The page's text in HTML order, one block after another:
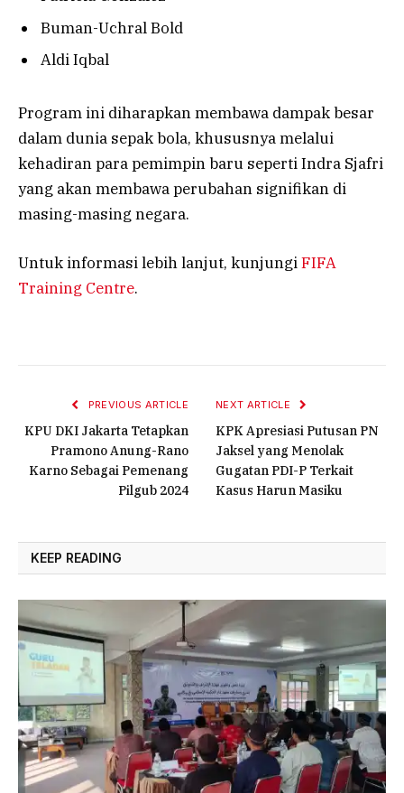
Buman-Uchral Bold
Aldi Iqbal
Program ini diharapkan membawa dampak besar
dalam dunia sepak bola, khususnya melalui
kehadiran para pemimpin baru seperti Indra Sjafri
yang akan membawa perubahan signifikan di
masing-masing negara.
Untuk informasi lebih lanjut, kunjungiFIFA
Training Centre.
PREVIOUS ARTICLE
KPU DKI Jakarta Tetapkan
Pramono Anung-Rano
Karno Sebagai Pemenang
Pilgub 2024
NEXT ARTICLE
KPK Apresiasi Putusan PN
Jaksel yang Menolak
Gugatan PDI-P Terkait
Kasus Harun Masiku
KEEP READING